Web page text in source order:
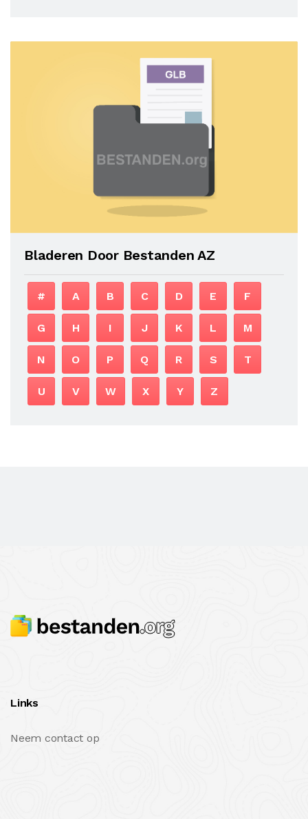
Bladeren Door Bestanden AZ
# A B C D E F
G H I J K L M
N O P Q R S T
U V W X Y Z
Links
Neem contact op